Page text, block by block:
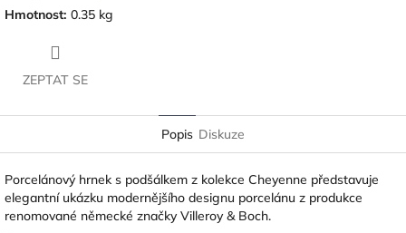
Hmotnost: 0.35 kg
ZEPTAT SE
Popis Diskuze
Porcelánový hrnek s podšálkem z kolekce Cheyenne představuje
elegantní ukázku modernějšího designu porcelánu z produkce
renomované německé značkyVilleroy & Boch.